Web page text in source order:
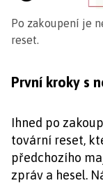
Po zakoupení je
reset.
První kroky s
Ihned po
tovární reset,
předchozího
zpráv a hesel.